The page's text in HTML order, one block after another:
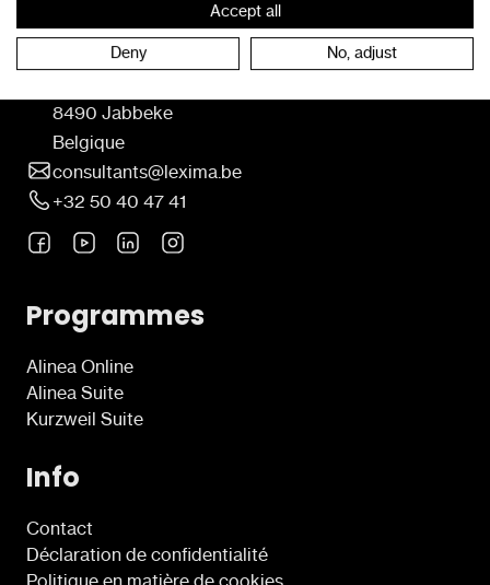
Contact
8490 Jabbeke
Belgique
consultants@lexima.be
+32 50 40 47 41
Programmes
Alinea Online
Alinea Suite
Kurzweil Suite
Info
Contact
Déclaration de confidentialité
Politique en matière de cookies
Accept all
Deny No, adjust